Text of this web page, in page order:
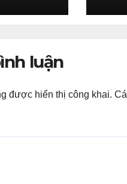
luận
được hiển thị công khai.